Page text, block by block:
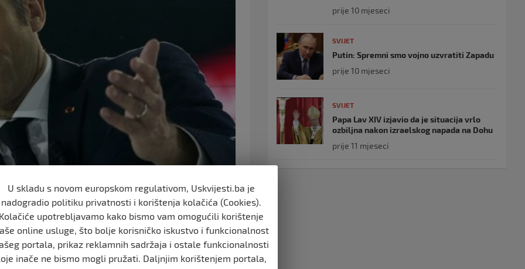
najmanje 23 žena, djece i starijih osoba.
za koje je potvrđeno da su poginuli u izraelskoj
zbog najnovijih izraelskih napada na Rafah.
prije 10 mjeseci
SVIJET
Putin: Spremni smo vojno uzvratiti Zapadu
prije 10 mjeseci
SVIJET
Papa Lav XIV izjavio da je situacija vrlo
ozbiljna nakon izraelskog napada na Dohu
prije 11 mjeseci
U skladu s novom europskom regulativom, Uskvijesti.ba je
nadogradio politiku privatnosti i korištenja kolačića (Cookies).
Kolačiće upotrebljavamo kako bismo vam omogućili korištenje
online usluge, što bolje korisničko iskustvo i funkcionalnost
portala, prikaz reklamnih sadržaja i ostale funkcionalnosti
inače ne bismo mogli pružati. Daljnjim korištenjem portala,